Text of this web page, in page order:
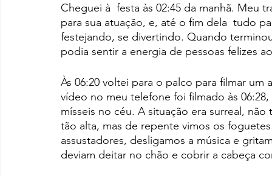
Cheguei à  festa às 02:45 da manhã. Meu
para sua atuação, e, até o fim dela  tudo
festejando, se divertindo. Quando
podia sentir a energia de pessoas felizes
Às 06:20 voltei para o palco para filmar
vídeo no meu telefone foi filmado às
mísseis no céu. A situação era surreal,
tão alta, mas de repente vimos os
assustadores, desligamos a música e
deviam deitar no chão e cobrir a cabeça